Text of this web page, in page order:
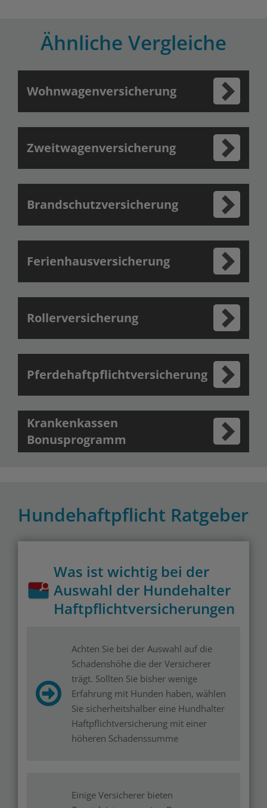
Ähnliche Vergleiche
Wohnwagenversicherung
Zweitwagenversicherung
Brandschutzversicherung
Ferienhausversicherung
Rollerversicherung
Pferdehaftpflichtversicherung
Krankenkassen
Bonusprogramm
Hundehaftpflicht Ratgeber
Was ist wichtig bei der
Auswahl der Hundehalter
Haftpflichtversicherungen
Achten Sie bei der Auswahl auf die
Schadenshöhe die der Versicherer
trägt. Sollten Sie bisher wenige
Erfahrung mit Hunden haben, wählen
Sie sicherheitshalber eine Hundhalter
Haftpflichtversicherung mit einer
höheren Schadenssumme
Einige Versicherer bieten